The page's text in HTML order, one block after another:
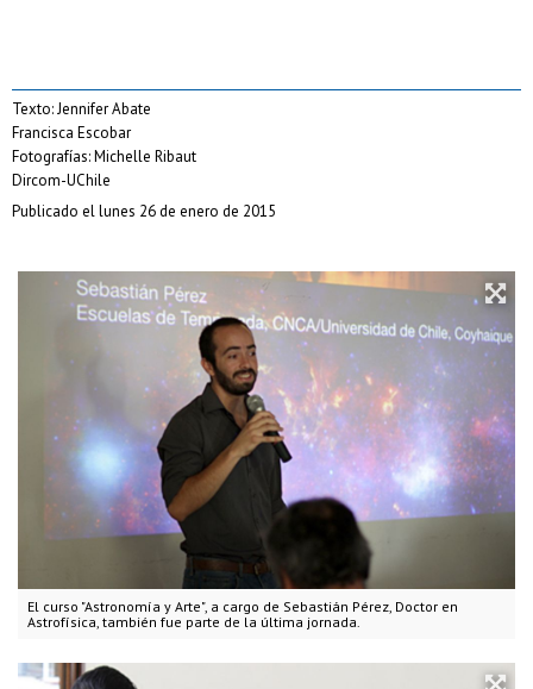
El curso "Astronomía y Arte", a cargo de Sebastián Pérez, Doctor en
Astrofísica, también fue parte de la última jornada.
Texto: Jennifer Abate
Francisca Escobar
Fotografías: Michelle Ribaut
Dircom-UChile
Publicado el lunes 26 de enero de 2015